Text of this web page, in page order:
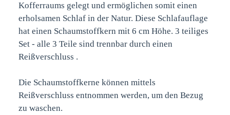
Kofferraums gelegt und ermöglichen somit einen
erholsamen Schlaf in der Natur. Diese Schlafauflage
hat einen Schaumstoffkern mit 6 cm Höhe. 3 teiliges
Set - alle 3 Teile sind trennbar durch einen
Reißverschluss .
Die Schaumstoffkerne können mittels
Reißverschluss entnommen werden, um den Bezug
zu waschen.